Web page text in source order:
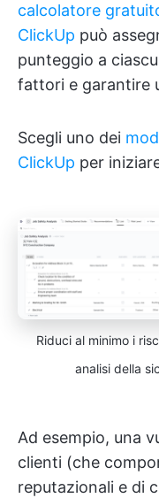
calcolatore
ClickUp può
punteggio a
fattori e garantire
Scegli uno dei
ClickUp per
Riduci al minimo i
analisi della
Ad esempio, una
clienti (che
reputazionali e di